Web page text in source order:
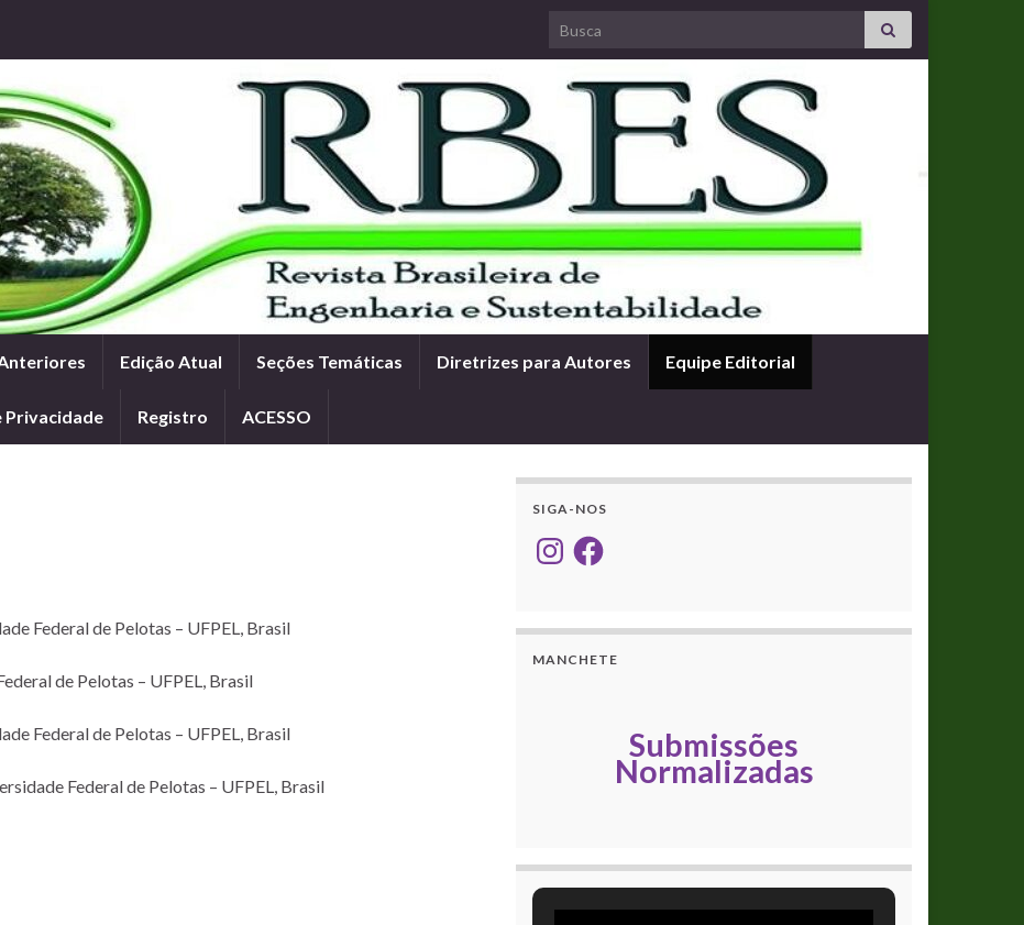
Search for:
Edição Atual Seções Temáticas Diretrizes para Autores Equipe Editorial
Privacidade Registro ACESSO
Federal de Pelotas – UFPEL, Brasil
de Pelotas – UFPEL, Brasil
Federal de Pelotas – UFPEL, Brasil
Federal de Pelotas – UFPEL, Brasil
SIGA-NOS
InstagramFacebook
MANCHETE
Submissões
Normalizadas